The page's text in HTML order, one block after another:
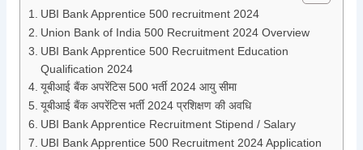
UBI Bank Apprentice 500 recruitment 2024
Union Bank of India 500 Recruitment 2024 Overview
UBI Bank Apprentice 500 Recruitment Education
Qualification 2024
यूबीआई बैंक अपरेंटिस 500 भर्ती 2024 आयु सीमा
यूबीआई बैंक अपरेंटिस भर्ती 2024 प्रशिक्षण की अवधि
UBI Bank Apprentice Recruitment Stipend / Salary
UBI Bank Apprentice 500 Recruitment 2024 Application